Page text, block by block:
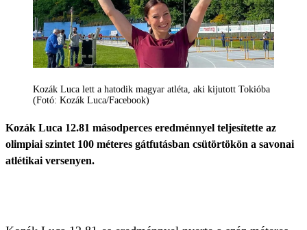
Kozák Luca lett a hatodik magyar atléta, aki kijutott Tokióba
(Fotó: Kozák Luca/Facebook)
Kozák Luca 12.81 másodperces eredménnyel teljesítette az
olimpiai szintet 100 méteres gátfutásban csütörtökön a savonai
atlétikai versenyen.